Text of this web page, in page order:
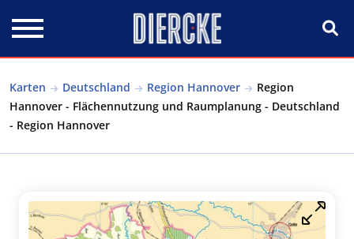
Karten Deutschland Region Hannover
Region
Hannover - Flächennutzung und Raumplanung - Deutschland
- Region Hannover